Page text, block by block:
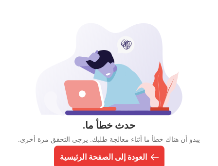
حدث خطأ ما.
يبدو أن هناك خطأ ما أثناء معالجة طلبك. يرجى التحقق مرة أخرى.
العودة إلى الصفحة الرئيسية